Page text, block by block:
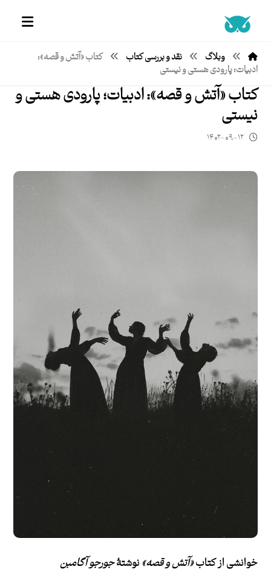
وبلاگ نقد و بررسی کتاب
کتاب «آتش و قصه»:
ادبیات؛ پارودی هستی و نیستی
کتاب «آتش و قصه»: ادبیات؛ پارودی هستی و
نیستی
۱۴۰۲-۰۹-۱۲
خوانشی از کتاب«آتش و قصه» نوشتۀجورجو آگامبن